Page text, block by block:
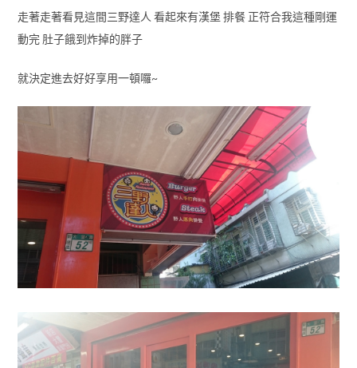
走著走著看見這間三野達人 看起來有漢堡 排餐 正符合我這種剛運
動完 肚子餓到炸掉的胖子
就決定進去好好享用一頓囉~